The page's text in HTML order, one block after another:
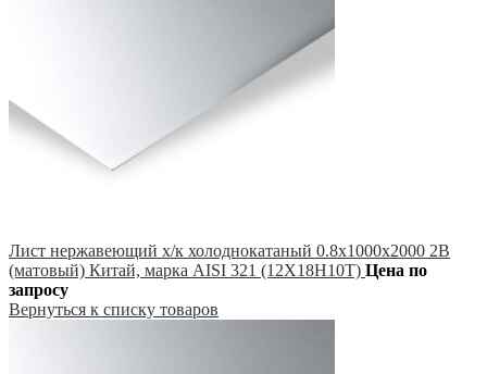
Лист нержавеющий х/к холоднокатаный 0.8х1000х2000 2B
(матовый) Китай, марка AISI 321 (12Х18Н10Т) Цена по
запросу
Вернуться к списку товаров